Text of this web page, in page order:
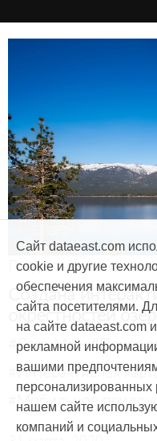
Продукты и услуги
Создана
окрестностей
#CarryMap
#Интерактивная
#Мобильное
Сайт dataeast.com
cookie и другие
обеспечения
сайта посетителями.
на сайте dataeast.com
рекламной
вашими
нашем сайте
компаний и